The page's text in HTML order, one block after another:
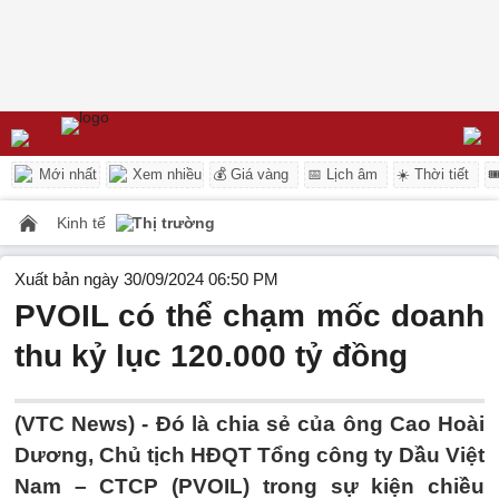
Mới nhất Xem nhiều 💰 Giá vàng 📅 Lịch âm ☀️ Thời tiết
Kinh tế Thị trường
Xuất bản ngày 30/09/2024 06:50 PM
PVOIL có thể chạm mốc doanh
thu kỷ lục 120.000 tỷ đồng
(VTC News) - Đó là chia sẻ của ông Cao Hoài
Dương, Chủ tịch HĐQT Tổng công ty Dầu Việt
Nam – CTCP (PVOIL) trong sự kiện chiều